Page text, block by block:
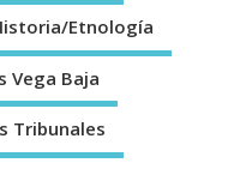
Etnología
Vega Baja
Tribunales